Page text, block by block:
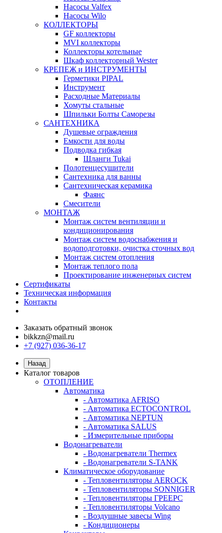
Насосы Valfex
Насосы Wilo
КОЛЛЕКТОРЫ
GF коллекторы
MVI коллекторы
Коллекторы котельные
Шкаф коллекторный Wester
КРЕПЕЖ и ИНСТРУМЕНТЫ
Герметики PIPAL
Инструмент
Расходные Материалы
Хомуты стальные
Шпильки Болты Саморезы
САНТЕХНИКА
Душевые ограждения
Емкости для воды
Подводка гибкая
Шланги Tukai
Полотенцесушители
Сантехника для ванны
Сантехническая керамика
Фаянс
Смесители
МОНТАЖ
Монтаж систем вентиляции и
кондиционирования
Монтаж систем водоснабжения и
водоподготовки, очистка сточных вод
Монтаж систем отопления
Монтаж теплого пола
Проектирование инженерных систем
Сертификаты
Техническая информация
Контакты
Заказать обратный звонок
bikkzn@mail.ru
+7 (927) 036-36-17
Назад
Каталог товаров
ОТОПЛЕНИЕ
Автоматика
- Автоматика AFRISO
- Автоматика ECTOCONTROL
- Автоматика NEPTUN
- Автоматика SALUS
- Измерительные приборы
Водонагреватели
- Водонагреватели Thermex
- Водонагреватели S-TANK
Климатическое оборудование
- Тепловентиляторы AEROCK
- Тепловентиляторы SONNIGER
- Тепловентиляторы ГРЕЕРС
- Тепловентиляторы Volcano
- Воздушные завесы Wing
- Кондиционеры